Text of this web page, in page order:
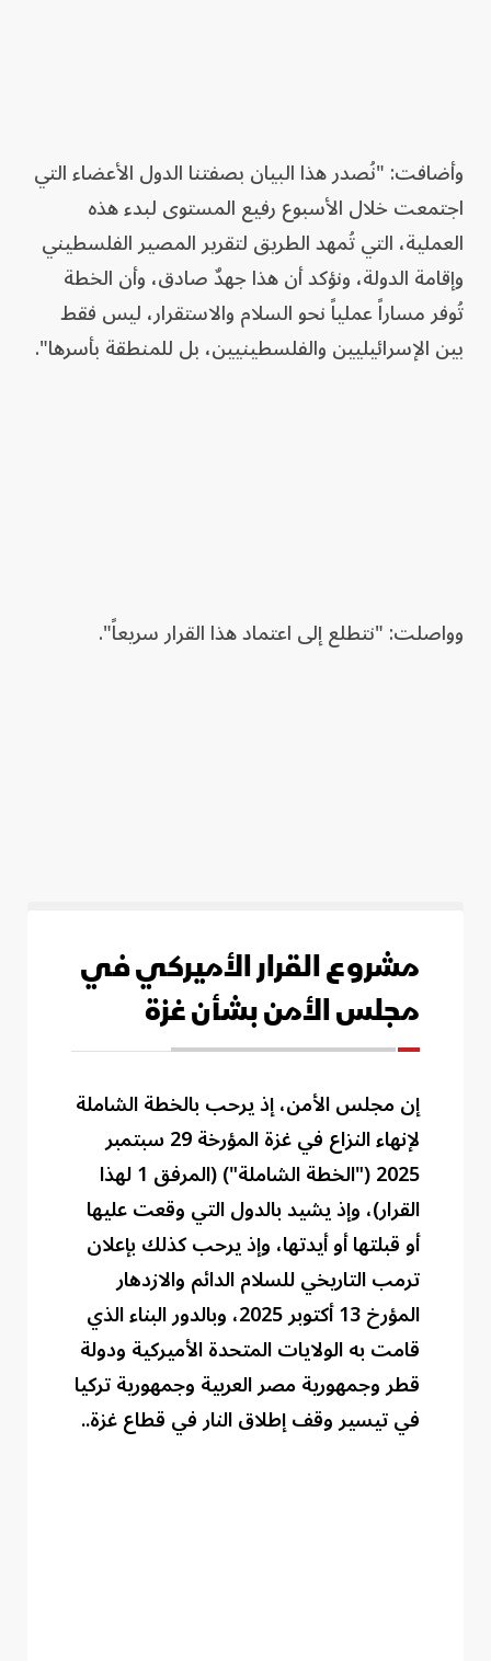
وأضافت: "نُصدر هذا البيان بصفتنا الدول الأعضاء التي
اجتمعت خلال الأسبوع رفيع المستوى لبدء هذه
العملية، التي تُمهد الطريق لتقرير المصير الفلسطيني
وإقامة الدولة، ونؤكد أن هذا جهدٌ صادق، وأن الخطة
تُوفر مساراً عملياً نحو السلام والاستقرار، ليس فقط
بين الإسرائيليين والفلسطينيين، بل للمنطقة بأسرها".
وواصلت: "نتطلع إلى اعتماد هذا القرار سريعاً".
مشروع القرار الأميركي في
مجلس الأمن بشأن غزة
إن مجلس الأمن، إذ يرحب بالخطة الشاملة
لإنهاء النزاع في غزة المؤرخة 29 سبتمبر
2025 ("الخطة الشاملة") (المرفق 1 لهذا
القرار)، وإذ يشيد بالدول التي وقعت عليها
أو قبلتها أو أيدتها، وإذ يرحب كذلك بإعلان
ترمب التاريخي للسلام الدائم والازدهار
المؤرخ 13 أكتوبر 2025، وبالدور البناء الذي
قامت به الولايات المتحدة الأميركية ودولة
قطر وجمهورية مصر العربية وجمهورية تركيا
في تيسير وقف إطلاق النار في قطاع غزة..